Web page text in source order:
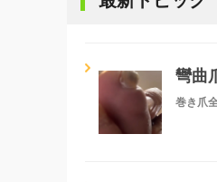
彎曲
巻き爪